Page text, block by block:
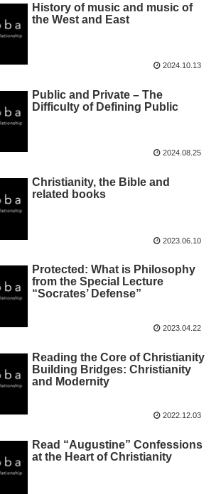
History of music and music of
the West and East
2024.10.13
Public and Private – The
Difficulty of Defining Public
2024.08.25
Christianity, the Bible and
related books
2023.06.10
Protected: What is Philosophy
from the Special Lecture
“Socrates’ Defense”
2023.04.22
Reading the Core of Christianity
Building Bridges: Christianity
and Modernity
2022.12.03
Read “Augustine” Confessions
at the Heart of Christianity